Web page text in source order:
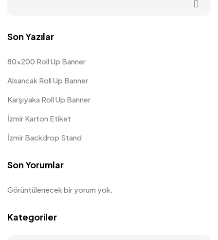
Son Yazılar
80×200 Roll Up Banner
Alsancak Roll Up Banner
Karşıyaka Roll Up Banner
İzmir Karton Etiket
İzmir Backdrop Stand
Son Yorumlar
Görüntülenecek bir yorum yok.
Kategoriler